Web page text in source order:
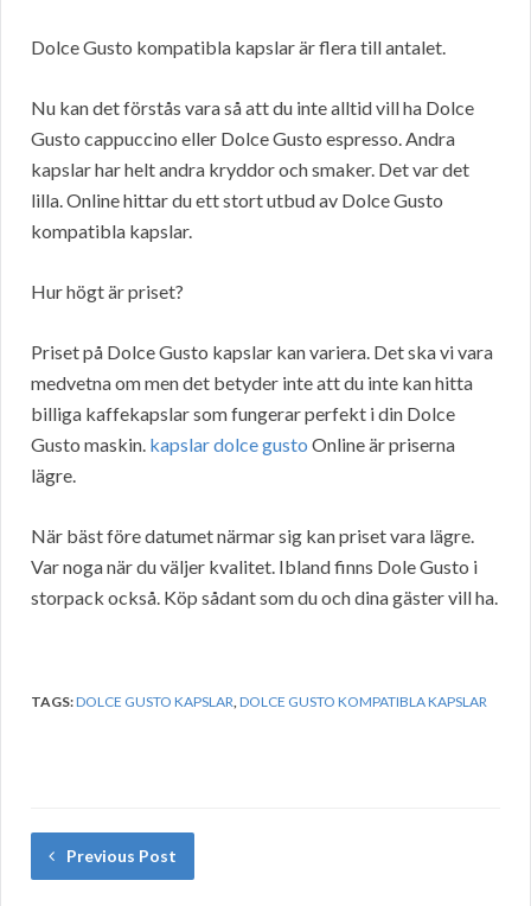
Dolce Gusto kompatibla kapslar är flera till antalet.
Nu kan det förstås vara så att du inte alltid vill ha Dolce
Gusto cappuccino eller Dolce Gusto espresso. Andra
kapslar har helt andra kryddor och smaker. Det var det
lilla. Online hittar du ett stort utbud av Dolce Gusto
kompatibla kapslar.
Hur högt är priset?
Priset på Dolce Gusto kapslar kan variera. Det ska vi vara
medvetna om men det betyder inte att du inte kan hitta
billiga kaffekapslar som fungerar perfekt i din Dolce
Gusto maskin. kapslar dolce gusto Online är priserna
lägre.
När bäst före datumet närmar sig kan priset vara lägre.
Var noga när du väljer kvalitet. Ibland finns Dole Gusto i
storpack också. Köp sådant som du och dina gäster vill ha.
TAGS:DOLCE GUSTO KAPSLAR,DOLCE GUSTO KOMPATIBLA KAPSLAR
Previous Post